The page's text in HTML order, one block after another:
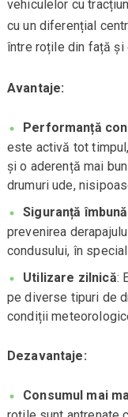
vehiculelor cu
cu un diferențial
între roțile din față și
Avantaje:
Performanță
este activă tot
și o aderență mai
drumuri ude,
Siguranță
prevenirea
condusului, în
Utilizare zilnică:
pe diverse tipuri de
condiții
Dezavantaje:
Consumul mai